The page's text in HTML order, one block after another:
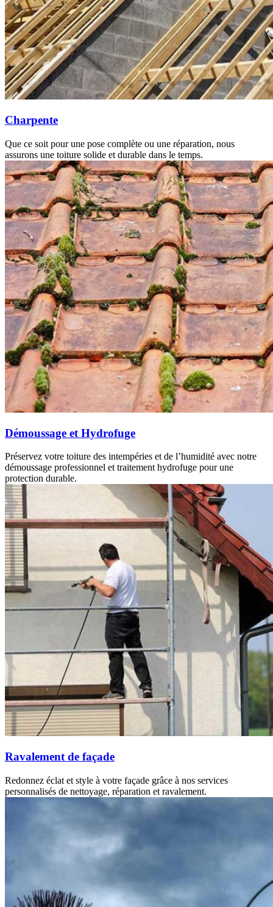
Charpente
Que ce soit pour une pose complète ou une réparation, nous
assurons une toiture solide et durable dans le temps.
Démoussage et Hydrofuge
Préservez votre toiture des intempéries et de l’humidité avec notre
démoussage professionnel et traitement hydrofuge pour une
protection durable.
Ravalement de façade
Redonnez éclat et style à votre façade grâce à nos services
personnalisés de nettoyage, réparation et ravalement.